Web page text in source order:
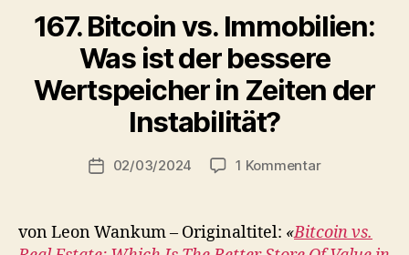
167. Bitcoin vs. Immobilien:
Was ist der bessere
Wertspeicher in Zeiten der
Instabilität?
Beitragsautor
V
o
r
Beitragsdatum
02/03/2024 1 Kommentarzu
vs.
Immobilien:
von Leon Wankum – Originaltitel: «Bitcoin vs.